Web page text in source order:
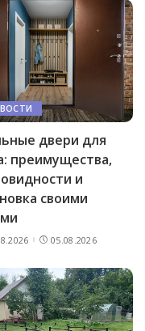
двери для
преимущества,
и
своими
05.08.2026